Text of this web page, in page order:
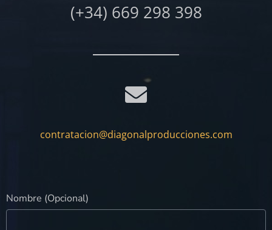
(+34) 669 298 398
contratacion@diagonalproducciones.com
Nombre (Opcional)